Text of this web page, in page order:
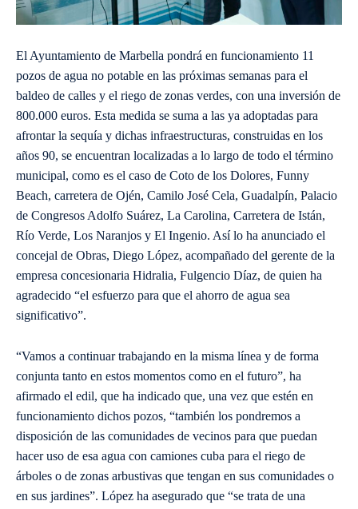
El Ayuntamiento de Marbella pondrá en funcionamiento 11
pozos de agua no potable en las próximas semanas para el
baldeo de calles y el riego de zonas verdes, con una inversión de
800.000 euros. Esta medida se suma a las ya adoptadas para
afrontar la sequía y dichas infraestructuras, construidas en los
años 90, se encuentran localizadas a lo largo de todo el término
municipal, como es el caso de Coto de los Dolores, Funny
Beach, carretera de Ojén, Camilo José Cela, Guadalpín, Palacio
de Congresos Adolfo Suárez, La Carolina, Carretera de Istán,
Río Verde, Los Naranjos y El Ingenio. Así lo ha anunciado el
concejal de Obras, Diego López, acompañado del gerente de la
empresa concesionaria Hidralia, Fulgencio Díaz, de quien ha
agradecido “el esfuerzo para que el ahorro de agua sea
significativo”.
“Vamos a continuar trabajando en la misma línea y de forma
conjunta tanto en estos momentos como en el futuro”, ha
afirmado el edil, que ha indicado que, una vez que estén en
funcionamiento dichos pozos, “también los pondremos a
disposición de las comunidades de vecinos para que puedan
hacer uso de esa agua con camiones cuba para el riego de
árboles o de zonas arbustivas que tengan en sus comunidades o
en sus jardines”. López ha asegurado que “se trata de una